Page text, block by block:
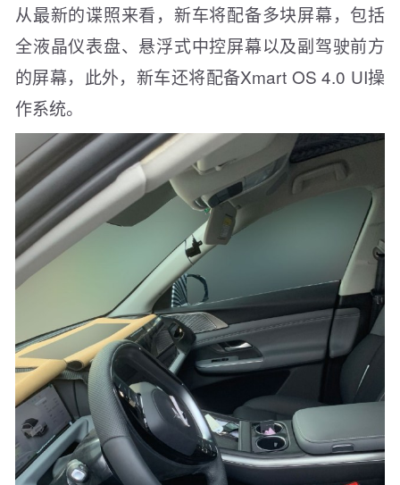
从最新的谍照来看，新车将配备多块屏幕，包括
全液晶仪表盘、悬浮式中控屏幕以及副驾驶前方
的屏幕，此外，新车还将配备Xmart OS 4.0 UI操
作系统。